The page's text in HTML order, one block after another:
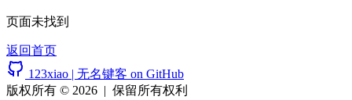
页面未找到
返回首页
123xiao | 无名键客 on GitHub
版权所有 © 2026 | 保留所有权利